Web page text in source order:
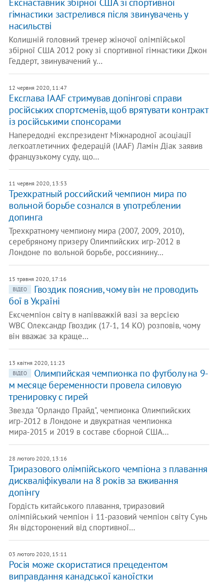
гімнастики застрелився після звинувачень у
насильстві
Колишній головний тренер жіночої олімпійської
збірної США 2012 року зі спортивної гімнастики Джон
Геддерт, звинувачений у…
12 червня 2020, 11:47
Ексглава IAAF стримував допінгові справи
російських спортсменів, щоб врятувати контракт
із російськими спонсорами
Напередодні експрезидент Міжнародної асоціації
легкоатлетичних федерацій (IAAF) Ламін Діак заявив
французькому суду, що…
11 червня 2020, 13:53
Трехкратный российский чемпион мира по
вольной борьбе сознался в употреблении
допинга
Трехкратному чемпиону мира (2007, 2009, 2010),
серебряному призеру Олимпийских игр-2012 в
Лондоне по вольной борьбе, россиянину…
15 травня 2020, 17:16
ВІДЕО
Гвоздик пояснив, чому він не проводить
бої в Україні
Ексчемпіон світу в напівважкій вазі за версією
WBC Олександр Гвоздик (17-1, 14 КО) розповів, чому
він вважає за краще…
13 квітня 2020, 11:23
ВІДЕО
Олимпийская чемпионка по футболу на 9-
м месяце беременности провела силовую
тренировку с гирей
Звезда "Орландо Прайд", чемпионка Олимпийских
игр-2012 в Лондоне и двукратная чемпионка
мира-2015 и 2019 в составе сборной США…
28 лютого 2020, 13:16
Триразового олімпійського чемпіона з плавання
дискваліфікували на 8 років за вживання
допінгу
Гордість китайського плавання, триразовий
олімпійський чемпіон і 11-разовий чемпіон світу Сунь
Ян відсторонений від спортивної…
03 лютого 2020, 15:11
Росія може скористатися прецедентом
виправдання канадської каноїстки